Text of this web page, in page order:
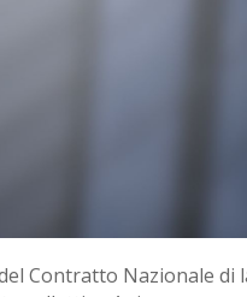
Contratto Nazionale di